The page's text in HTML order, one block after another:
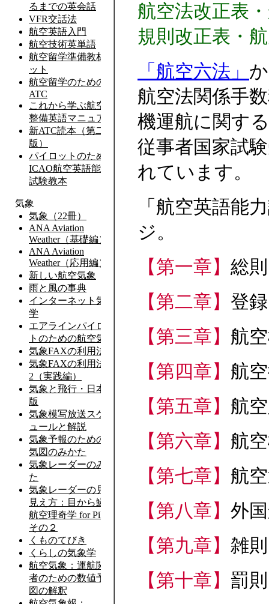
航空法改正表
規則改正表・
「航空六法」
航空法関係手
機運航に関す
従事者国家試
れています。
「航空英語能
ジ。
【第一章】 総則
【第二章】 登録
【第三章】 航
【第四章】 航
【第五章】 航
【第六章】 航
【第七章】 航
【第八章】 外
【第九章】 雑則
【第十章】 罰則